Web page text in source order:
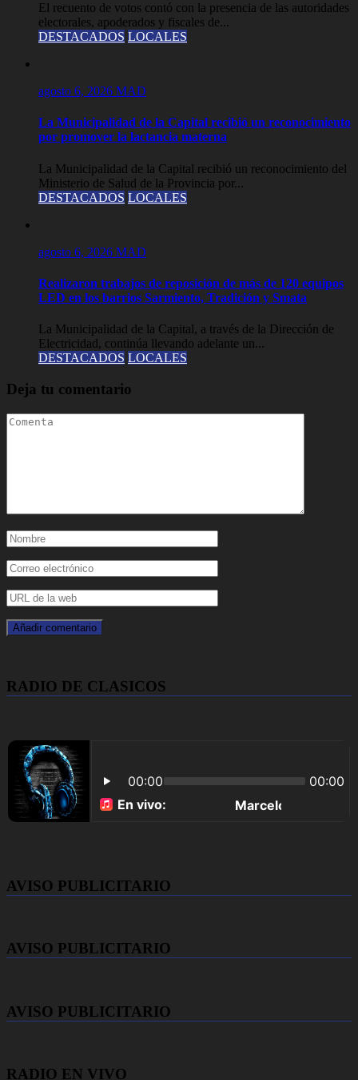
El recuento de votos contó con la presencia de las autoridades
electorales, apoderados y fiscales de...
DESTACADOS LOCALES
agosto 6, 2026 MAD
La Municipalidad de la Capital recibió un reconocimiento
por promover la lactancia materna
La Municipalidad de la Capital recibió un reconocimiento del
Ministerio de Salud de la Provincia por...
DESTACADOS LOCALES
agosto 6, 2026 MAD
Realizaron trabajos de reposición de más de 120 equipos
LED en los barrios Sarmiento, Tradición y Smata
La Municipalidad de la Capital, a través de la Dirección de
Electricidad, continúa llevando adelante un...
DESTACADOS LOCALES
Deja tu comentario
RADIO DE CLASICOS
AVISO PUBLICITARIO
AVISO PUBLICITARIO
AVISO PUBLICITARIO
RADIO EN VIVO